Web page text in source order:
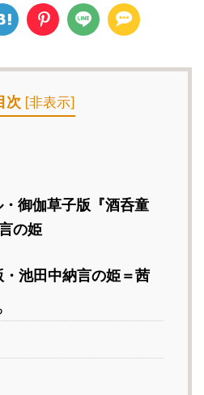
次 [非表示]
御伽草子版『酒呑童
の姫
・池田中納言の姫＝茜